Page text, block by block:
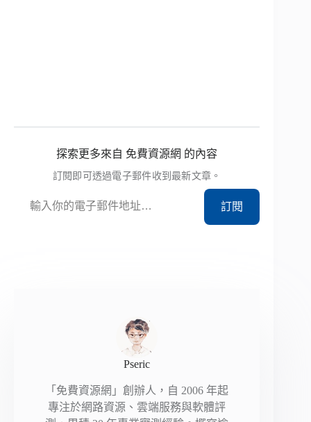
探索更多來自 免費資源網 的內容
訂閱即可透過電子郵件收到最新文章。
訂閱
Pseric
「免費資源網」創辦人，自 2006 年起
專注於網路資源、雲端服務與軟體評